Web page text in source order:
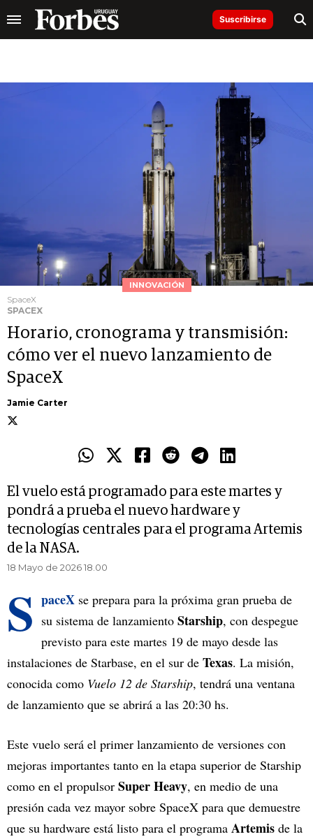
Suscribirse
INNOVACIÓN
SpaceX
SPACEX
Horario, cronograma y transmisión:
cómo ver el nuevo lanzamiento de
SpaceX
Jamie Carter
El vuelo está programado para este martes y
pondrá a prueba el nuevo hardware y
tecnologías centrales para el programa Artemis
de la NASA.
18 Mayo de 2026 18.00
S paceX se prepara para la próxima gran prueba de
su sistema de lanzamiento Starship, con despegue
previsto para este martes 19 de mayo desde las
instalaciones de Starbase, en el sur de Texas. La misión,
conocida como Vuelo 12 de Starship, tendrá una ventana
de lanzamiento que se abrirá a las 20:30 hs.
Este vuelo será el primer lanzamiento de versiones con
mejoras importantes tanto en la etapa superior de Starship
como en el propulsor Super Heavy, en medio de una
presión cada vez mayor sobre SpaceX para que demuestre
que su hardware está listo para el programa Artemis de la